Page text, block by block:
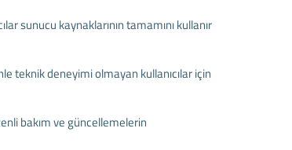
sunucu kaynaklarının tamamını kullanır
teknik deneyimi olmayan kullanıcılar için
bakım ve güncellemelerin